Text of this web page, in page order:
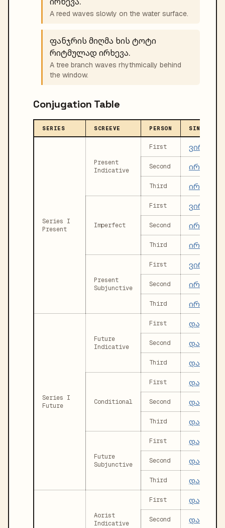
A reed waves slowly on the water surface.
ფანჯრის მიღმა ხის ტოტი
რიტმულად ირხევა.
A tree branch waves rhythmically behind
the window.
Conjugation Table
SERIES SCREEVE PERSON SINGULAR
Series I
Present
Present
Indicative
First ვირხევი
Second ირხევი
Third ირხევა
Imperfect
First
Second
Third
Present
Subjunctive
First
Second
Third
Series I
Future
Future
Indicative
First
Second
Third
Conditional
First
Second
Third
Future
Subjunctive
First
Second
Third
Aorist
Indicative
First
Second დაირხიე